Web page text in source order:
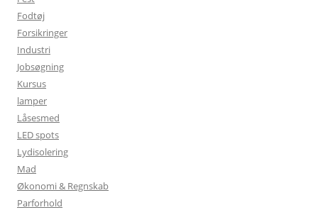
Fodtøj
Forsikringer
Industri
Jobsøgning
Kursus
lamper
Låsesmed
LED spots
Lydisolering
Mad
Økonomi & Regnskab
Parforhold